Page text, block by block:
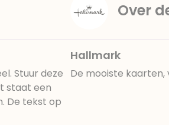
Stuur deze
staat een
De tekst op
Over
Hallmark
De mooiste kaarten,